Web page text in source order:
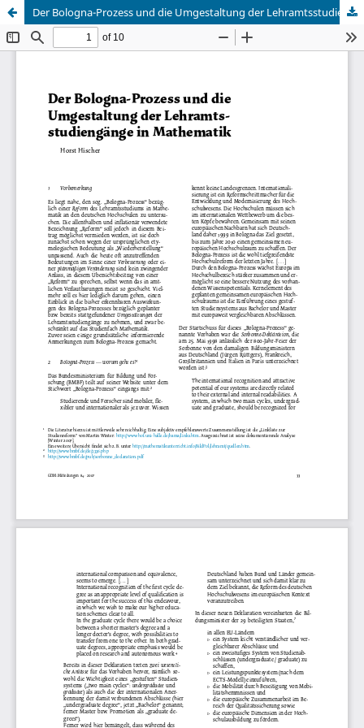
Der Bologna-Prozess und die Umgestaltung der Lehramtsstudiengänge in Mathematik